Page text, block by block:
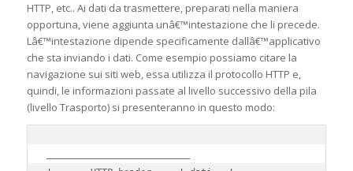
HTTP, etc.. Ai dati da trasmettere, preparati nella maniera
opportuna, viene aggiunta unâ€™intestazione che li precede.
Lâ€™intestazione dipende specificamente dallâ€™applicativo
che sta inviando i dati. Come esempio possiamo citare la
navigazione sui siti web, essa utilizza il protocollo HTTP e,
quindi, le informazioni passate al livello successivo della pila
(livello Trasporto) si presenteranno in questo modo: